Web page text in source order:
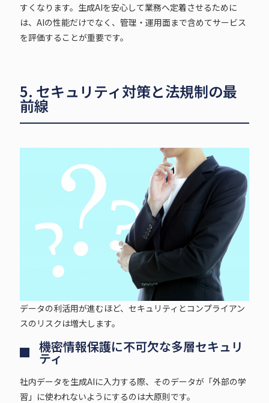
すくなります。生成AIを安心して業務へ定着させるために
は、AIの性能だけでなく、管理・運用面まで含めてサービス
を評価することが重要です。
5. セキュリティ対策と法規制の最
前線
データの利活用が進むほど、セキュリティとコンプライアン
スのリスクは増大します。
機密情報保護に不可欠な多層セキュリ
ティ
社内データを生成AIに入力する際、そのデータが「外部の学
習」に使われないようにするのは大原則です。